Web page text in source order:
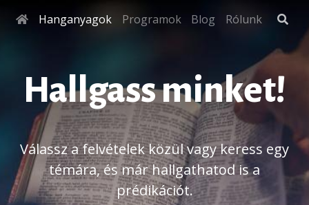
Hanganyagok Programok Blog Rólunk
Hallgass minket!
Válassz a felvételek közül vagy keress egy
témára, és már hallgathatod is a
prédikációt.